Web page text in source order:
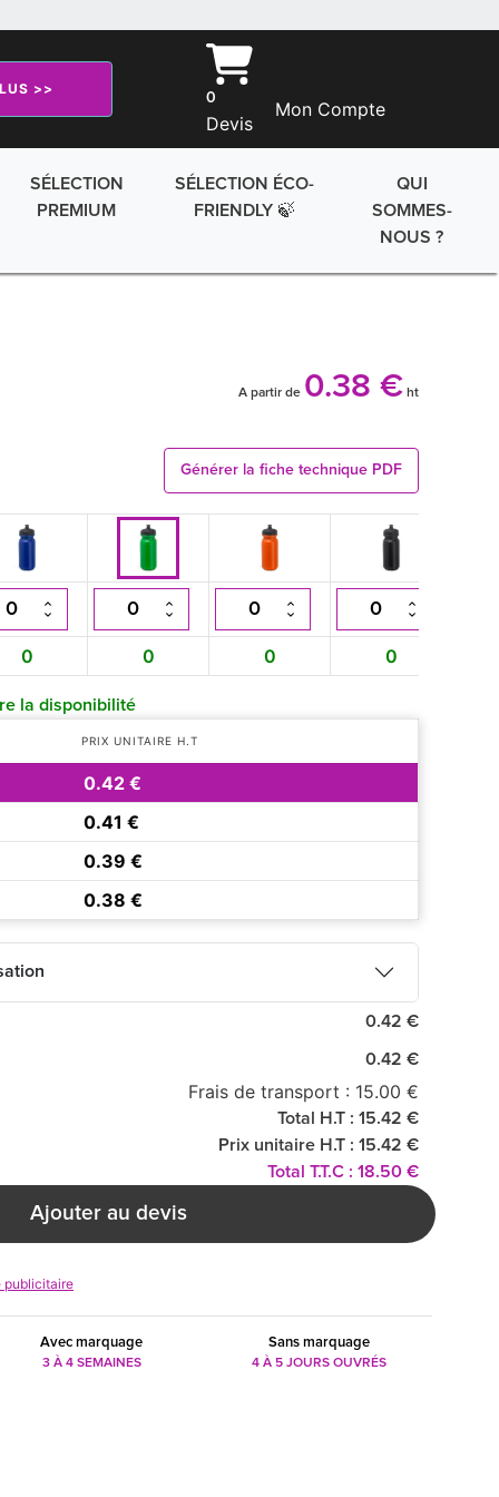
>>
0
Devis
Mon Compte
SÉLECTION
PREMIUM
SÉLECTION ÉCO-
FRIENDLY 🍃
QUI
SOMMES-
NOUS ?
A partir de 0.38 € ht
Générer la fiche technique PDF
0 0 0 0
la disponibilité
PRIX UNITAIRE H.T
0.42 €
0.41 €
0.39 €
0.38 €
0.42 €
0.42 €
Frais de transport : 15.00 €
Total H.T : 15.42 €
Prix unitaire H.T : 15.42 €
Total T.T.C : 18.50 €
Ajouter au devis
publicitaire
Avec marquage
3 À 4 SEMAINES
Sans marquage
4 À 5 JOURS OUVRÉS